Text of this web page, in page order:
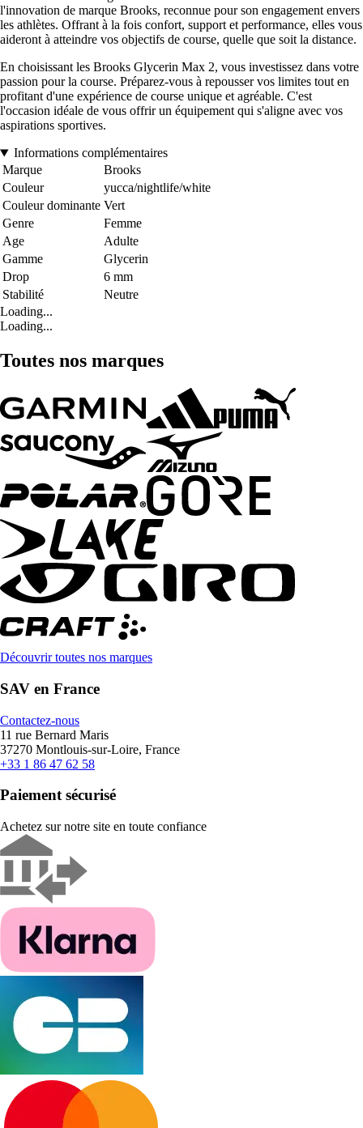
l'innovation de marque Brooks, reconnue pour son engagement envers
les athlètes. Offrant à la fois confort, support et performance, elles vous
aideront à atteindre vos objectifs de course, quelle que soit la distance.
En choisissant les Brooks Glycerin Max 2, vous investissez dans votre
passion pour la course. Préparez-vous à repousser vos limites tout en
profitant d'une expérience de course unique et agréable. C'est
l'occasion idéale de vous offrir un équipement qui s'aligne avec vos
aspirations sportives.
Informations complémentaires
Marque
Brooks
Couleur
yucca/nightlife/white
Couleur dominante Vert
Genre
Femme
Age
Adulte
Gamme
Glycerin
Drop
6 mm
Stabilité
Neutre
Loading...
Loading...
Toutes nos marques
Découvrir toutes nos marques
SAV en France
Contactez-nous
11 rue Bernard Maris
37270 Montlouis-sur-Loire, France
+33 1 86 47 62 58
Paiement sécurisé
Achetez sur notre site en toute confiance